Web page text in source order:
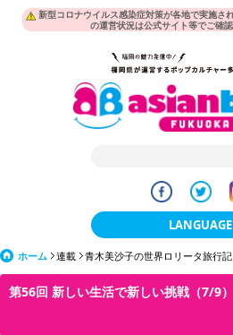
新型コロナウイルス感染症対策が各地で実施さ
の運営状況は公式サイト等でご確認
LANGUAGE
日本語
한국어
ホーム 連載 青木美沙子の世界ロリータ旅行記
第56回 新しい生活で新しい挑戦（7/9）